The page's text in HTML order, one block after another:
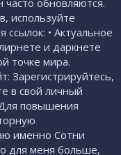
обновляются.
используйте
• Актуальное
и даркнете
точке мира.
Зарегистрируйтесь,
в свой личный
повышения
именно Сотни
для меня больше,